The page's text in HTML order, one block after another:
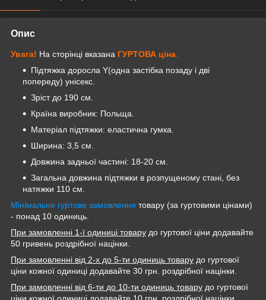
Опис
Увага! На сторінці вказана ГУРТОВА ціна
Підтяжка доросла Y(одна застібка позаду і дві
попереду) унісекс.
Зріст до 190 см.
Країна виробник: Польща.
Матеріал підтяжки: еластична гумка.
Ширина: 3,5 см.
Довжина задньої частині: 18-20 см.
Загальна довжина підтяжки в розпущеному стані, без
натяжки 110 см.
Мінімальне гуртове замовлення товару (за гуртовими цінами)
- понад 10 одиниць.
При замовленні 1-ї одиниці товару до гуртової ціни додавайте
50 гривень роздрібної націнки.
При замовленні від 2-х до 5-ти одиниць товару до гуртової
ціни кожної одиниці додавайте 30 грн. роздрібної націнки.
При замовленні від 6-ти до 10-ти одиниць товару до гуртової
ціни кожної одиниці додавайте 10 грн. роздрібної націнки.